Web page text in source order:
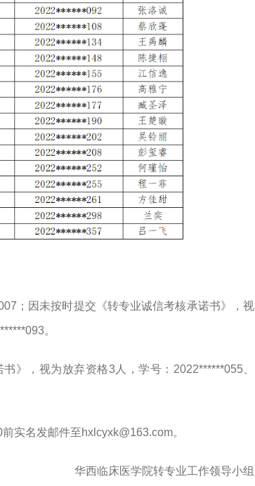
；因未按时提交《转专业诚信考核承诺书》，视
。
》，视为放弃资格3人，学号：2022******055、
实名发邮件至hxlcyxk@163.com。
华西临床医学院转专业工作领导小组